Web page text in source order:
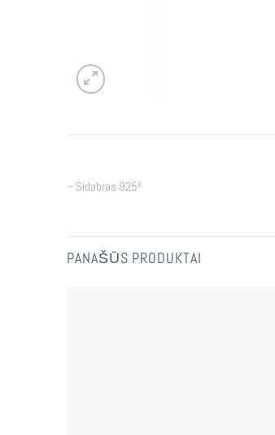
– Sidabras 925º
PANAŠŪS PRODUKTAI